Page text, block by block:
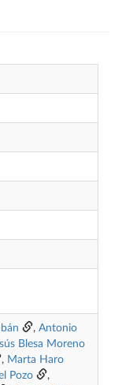
, Antonio
Blesa Moreno
, Marta Haro
Pozo
,